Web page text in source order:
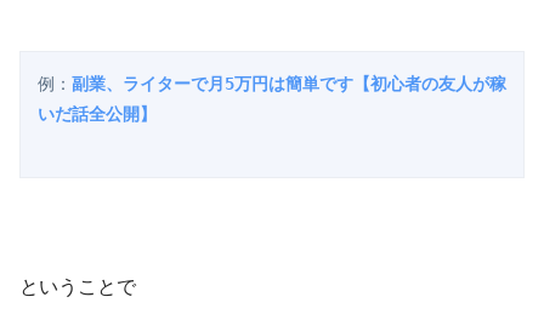
例： 副業、ライターで月5万円は簡単です【初心者の友人が稼
ということで